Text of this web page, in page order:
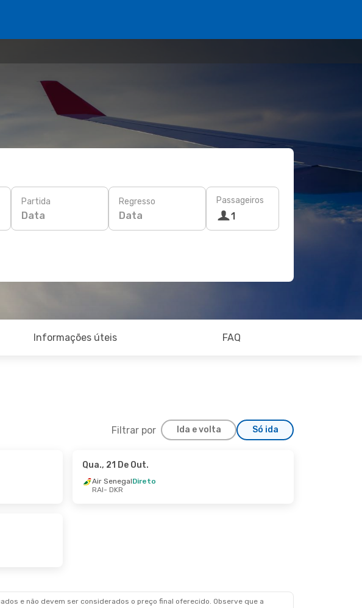
Partida
Data
Regresso
Data
Passageiros
1
Informações úteis FAQ
Filtrar por Ida e volta Só ida
Qua., 21 De Out.
Air SenegalDireto
RAI- DKR
e não devem ser considerados o preço final oferecido. Observe que a